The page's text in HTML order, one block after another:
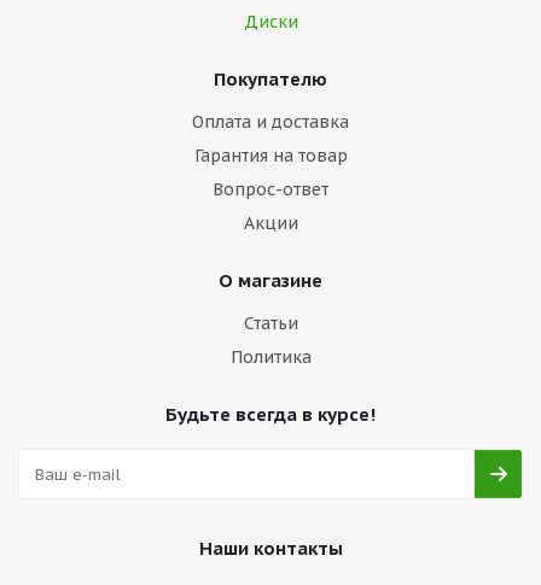
Диски
Покупателю
Оплата и доставка
Гарантия на товар
Вопрос-ответ
Акции
О магазине
Статьи
Политика
Будьте всегда в курсе!
Наши контакты